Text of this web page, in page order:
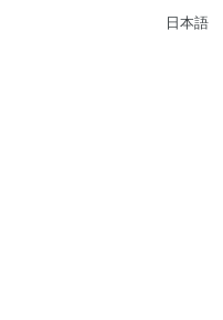
日本語